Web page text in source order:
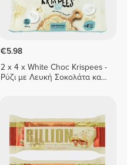
€5.98
2 x 4 x White Choc Krispees -
Ρύζι με Λευκή Σοκολάτα και